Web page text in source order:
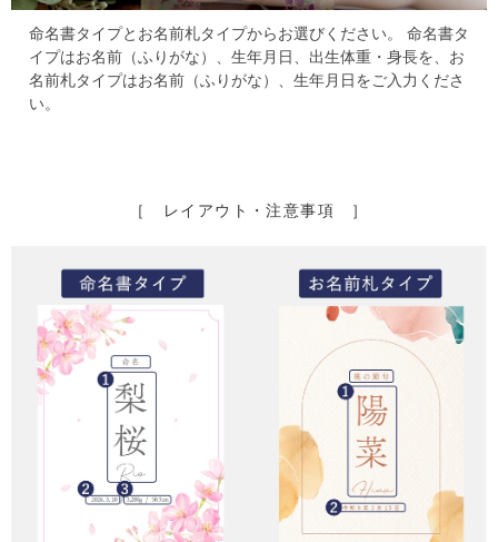
命名書タイプとお名前札タイプからお選びください。
命名書タ
イプはお名前（ふりがな）、生年月日、出生体重・身長を、 お
名前札タイプはお名前（ふりがな）、生年月日をご入力くださ
い。
［ レイアウト・注意事項 ］